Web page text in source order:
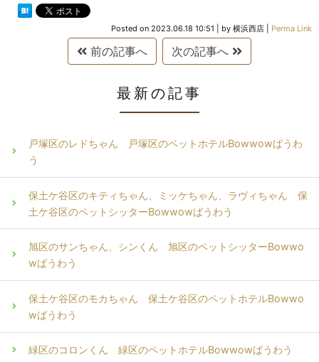
Posted on 2023.06.18 10:51 by 横浜西店 Perma Link
前の記事へ 次の記事へ
最新の記事
戸塚区のレドちゃん 戸塚区のペットホテルBowwowばうわ
う
保土ケ谷区のキティちゃん、ミッケちゃん、ラヴィちゃん 保
土ケ谷区のペットシッターBowwowばうわう
旭区のサンちゃん、シンくん 旭区のペットシッターBowwo
wばうわう
保土ケ谷区のモカちゃん 保土ケ谷区のペットホテルBowwo
wばうわう
緑区のコロンくん 緑区のペットホテルBowwowばうわう